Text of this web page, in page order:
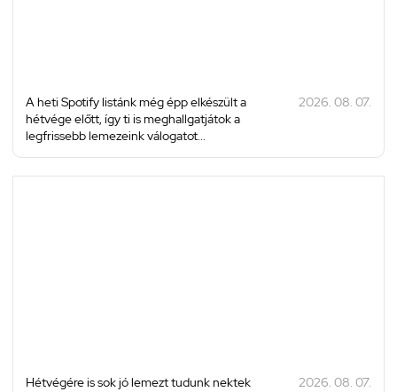
A heti Spotify listánk még épp elkészült a
hétvége előtt, így ti is meghallgatjátok a
legfrissebb lemezeink válogatot...
2026. 08. 07.
Hétvégére is sok jó lemezt tudunk nektek
2026. 08. 07.